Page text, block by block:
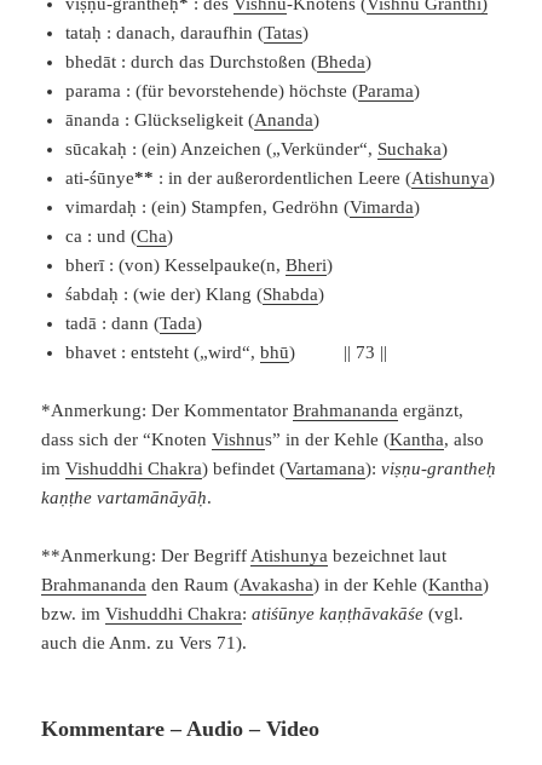
viṣṇu-grantheḥ* : desVishnu-Knotens (Vishnu Granthi)
tataḥ : danach, daraufhin (Tatas)
bhedāt : durch das Durchstoßen (Bheda)
parama : (für bevorstehende) höchste (Parama)
ānanda : Glückseligkeit (Ananda)
sūcakaḥ : (ein) Anzeichen („Verkünder“, Suchaka)
ati-śūnye** : in der außerordentlichen Leere (Atishunya)
vimardaḥ : (ein) Stampfen, Gedröhn (Vimarda)
ca : und (Cha)
bherī : (von) Kesselpauke(n,Bheri)
śabdaḥ : (wie der) Klang (Shabda)
tadā : dann (Tada)
bhavet : entsteht („wird“,bhū) || 73 ||
*Anmerkung: Der KommentatorBrahmananda ergänzt,
dass sich der “KnotenVishnus” in der Kehle (Kantha, also
imVishuddhi Chakra) befindet (Vartamana):viṣṇu-grantheḥ
kaṇṭhe vartamānāyāḥ.
**Anmerkung: Der BegriffAtishunya bezeichnet laut
Brahmananda den Raum (Avakasha) in der Kehle (Kantha)
bzw. imVishuddhi Chakra:atiśūnye kaṇṭhāvakāśe (vgl.
auch die Anm. zu Vers 71).
Kommentare – Audio – Video